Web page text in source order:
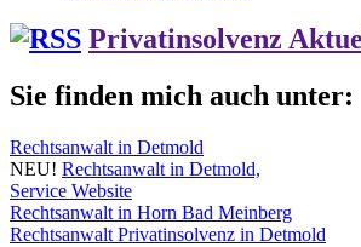
Privatinsolvenz
Sie finden mich auch unter:
Rechtsanwalt in Detmold
NEU! Rechtsanwalt in Detmold,
Service Website
Rechtsanwalt in Horn Bad Meinberg
Rechtsanwalt Privatinsolvenz in Detmold